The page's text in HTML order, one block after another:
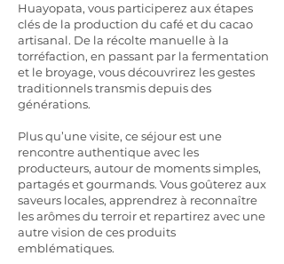
Huayopata, vous participerez aux étapes
clés de la production du café et du cacao
artisanal. De la récolte manuelle à la
torréfaction, en passant par la fermentation
et le broyage, vous découvrirez les gestes
traditionnels transmis depuis des
générations.
Plus qu’une visite, ce séjour est une
rencontre authentique avec les
producteurs, autour de moments simples,
partagés et gourmands. Vous goûterez aux
saveurs locales, apprendrez à reconnaître
les arômes du terroir et repartirez avec une
autre vision de ces produits
emblématiques.